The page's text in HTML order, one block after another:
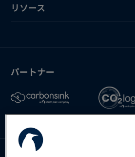
Deutsch
English
Español
リソース
パートナー